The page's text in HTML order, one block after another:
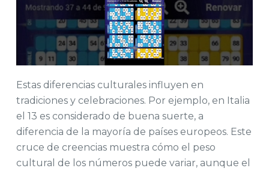
Estas diferencias culturales influyen en
tradiciones y celebraciones. Por ejemplo, en Italia
el 13 es considerado de buena suerte, a
diferencia de la mayoría de países europeos. Este
cruce de creencias muestra cómo el peso
cultural de los números puede variar, aunque el